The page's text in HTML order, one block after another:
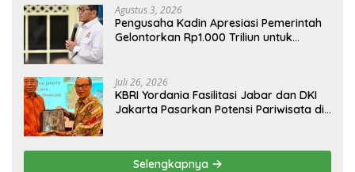
Agustus 3, 2026
Pengusaha Kadin Apresiasi Pemerintah
Gelontorkan Rp1.000 Triliun untuk
Juli 26, 2026
KBRI Yordania Fasilitasi Jabar dan DKI
Jakarta Pasarkan Potensi Pariwisata di
Selengkapnya